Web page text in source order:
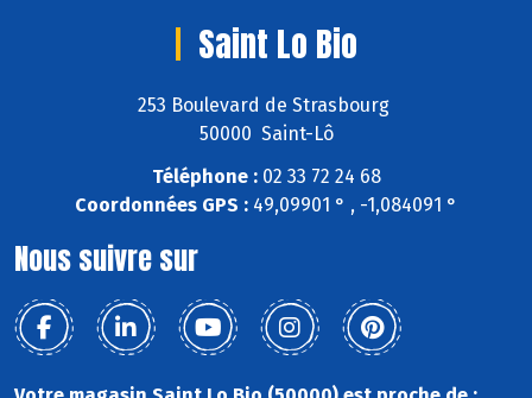
Saint Lo Bio
253 Boulevard de Strasbourg
50000 Saint-Lô
Téléphone :02 33 72 24 68
Coordonnées GPS : 49,09901 ° , -1,084091 °
Nous suivre sur